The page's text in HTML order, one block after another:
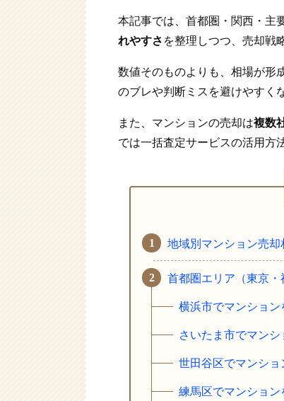
本記事では、首都圏・関西・主
れやすさ を整理しつつ、売却戦
数値そのものよりも、相場が形
のブレや判断ミスを避けやすく
また、マンションの売却は複数
では一括査定サービスの活用方
地域別マンション売
首都圏エリア（東京
横浜市でマンショ
さいたま市でマン
世田谷区でマンシ
練馬区でマンショ